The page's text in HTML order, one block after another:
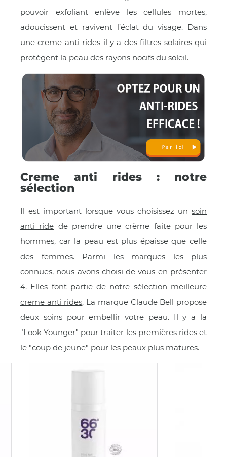
pouvoir exfoliant enlève les cellules mortes,
adoucissent et ravivent l’éclat du visage. Dans
une creme anti rides il y a des filtres solaires qui
protègent la peau des rayons nocifs du soleil.
Creme anti rides : notre
sélection
Il est important lorsque vous choisissez un soin
anti ride de prendre une crème faite pour les
hommes, car la peau est plus épaisse que celle
des femmes. Parmi les marques les plus
connues, nous avons choisi de vous en présenter
4. Elles font partie de notre sélection meilleure
creme anti rides. La marque Claude Bell propose
deux soins pour embellir votre peau. Il y a la
"Look Younger" pour traiter les premières rides et
le "coup de jeune" pour les peaux plus matures.